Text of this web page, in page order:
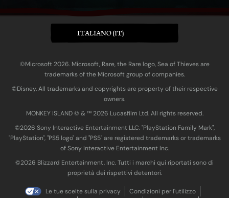
ITALIANO (IT)
©Microsoft 2026. Microsoft, Rare, the Rare logo, Sea of Thieves are
trademarks of the Microsoft group of companies.
©Disney. All trademarks and copyrights are property of their respective
owners.
MONKEY ISLAND © & ™ 20‍26 Lucasfilm Ltd. All rights reserved.
©2026 Sony Interactive Entertainment LLC. "PlayStation Family Mark",
"PlayStation", "PS5 logo" and "PS5" are registered trademarks or trademarks
of Sony Interactive Entertainment Inc.
©2026 Blizzard Entertainment, Inc. Tutti i marchi qui riportati sono di
proprietà dei rispettivi detentori.
Le tue scelte sulla privacy
Condizioni per l'utilizzo